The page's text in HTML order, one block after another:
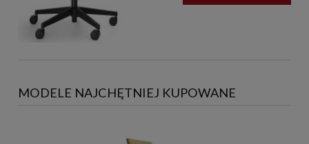
MODELE NAJCHĘTNIEJ KUPOWANE